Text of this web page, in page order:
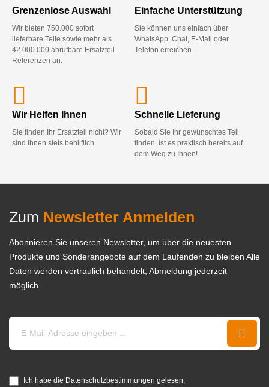
Grenzenlose Auswahl
Wir bieten 750.000 sofort
lieferbare Teile sowie mehr als
42.000.000 abrufbare Ersatzteil-
Referenzen an.
Einfache Unterstützung
Sie können uns einfach über
WhatsApp, Chat, E-Mail oder
Telefon erreichen.
Wir Helfen Ihnen
Sie finden Ihr Ersatzteil nicht? Wir
sind Ihnen stets behilflich.
Schnelle Lieferung
Sobald Sie Ihr gewünschtes Teil
finden, ist es praktisch bereits auf
dem Weg zu Ihnen!
Zum Newsletter Anmelden
Abonnieren Sie unseren Newsletter, um über die neuesten
Produkte und Sonderangebote auf dem Laufenden zu bleiben Alle
Daten werden vertraulich behandelt, Abmeldung jederzeit
möglich.
Ich habe die Datenschutzbestimmungen gelesen.